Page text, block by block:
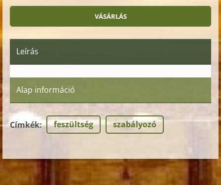
Leírás
Alap információ
Címkék: feszültség szabályozó